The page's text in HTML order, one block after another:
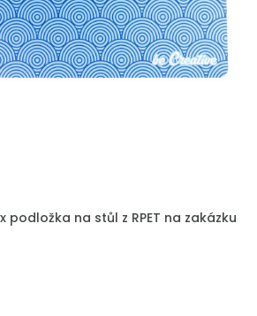
podložka na stůl z RPET na zakázku